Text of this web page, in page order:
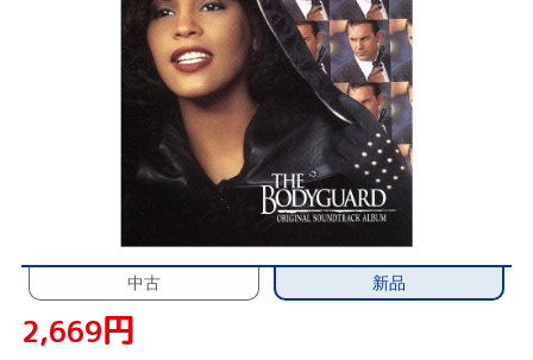
中古 新品
2,669円